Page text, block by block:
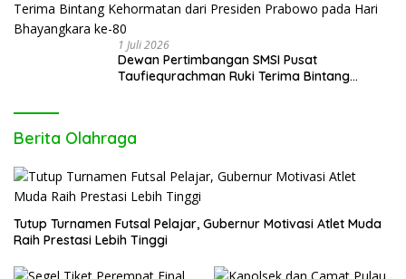
1 Juli 2026
Dewan Pertimbangan SMSI Pusat
Taufiequrachman Ruki Terima Bintang
Berita Olahraga
Tutup Turnamen Futsal Pelajar, Gubernur Motivasi Atlet Muda
Raih Prestasi Lebih Tinggi